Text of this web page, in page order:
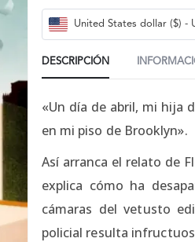
United States dollar ($) -
DESCRIPCIÓN
«Un día de abril, mi hija
en mi piso de Brooklyn».
Así arranca el relato de
explica cómo ha
cámaras del vetusto
policial resulta